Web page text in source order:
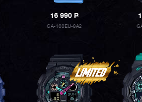
16 990P
GA-100EU-8A2